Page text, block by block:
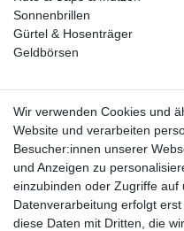
Sonnenbrillen
Gürtel & Hosenträger
Geldbörsen
Partner
Wir verwenden Cookies und
Website und verarbeiten
Besucher:innen unserer
und Anzeigen zu
einzubinden oder Zugriffe auf
Datenverarbeitung erfolgt
diese Daten mit Dritten, die